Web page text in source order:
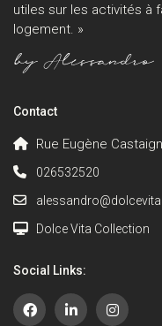
utiles sur les activités à
logement. »
Contact
Rue Eugène
026532520
Dolce Vita Collection
Social Links: